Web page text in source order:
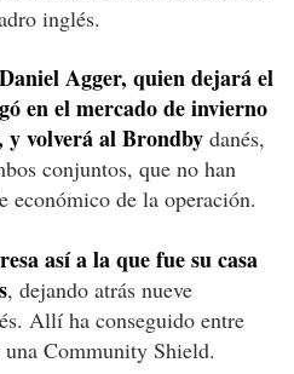
inglés.
Daniel Agger, quien dejará el
en el mercado de invierno
y volverá al Brondby danés,
conjuntos, que no han
económico de la operación.
así a la que fue su casa
, dejando atrás nueve
Allí ha conseguido entre
Community Shield.